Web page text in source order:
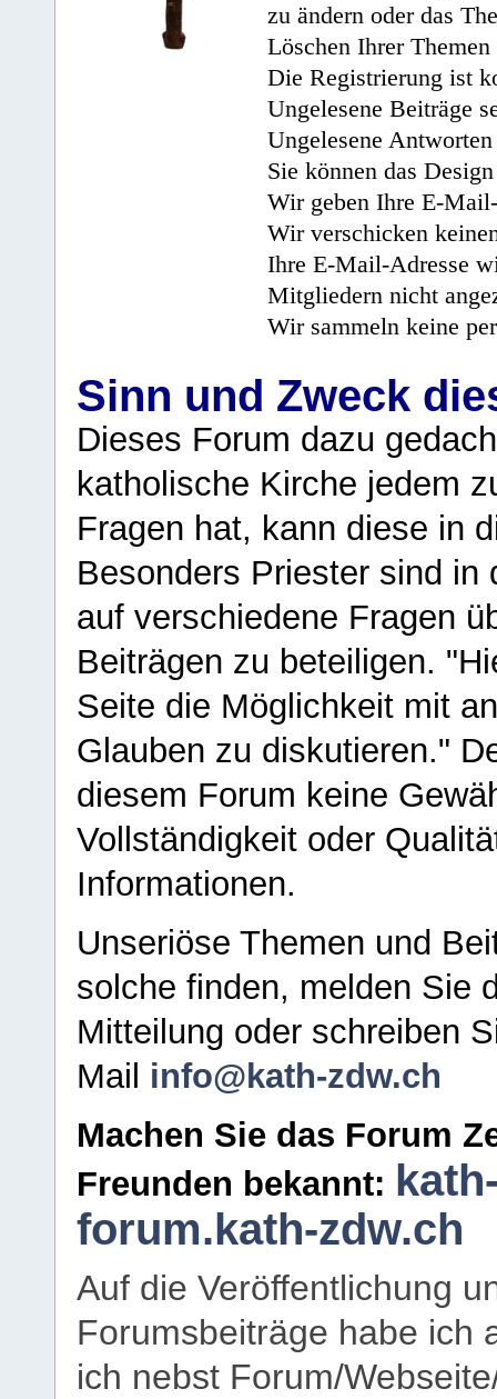
zu ändern oder das
Löschen Ihrer
Die Registrierung ist
Ungelesene Beiträge
Ungelesene
Sie können das
Wir geben Ihre E-
Wir verschicken
Ihre E-Mail-Adresse
Mitgliedern nicht
Wir sammeln keine
Sinn und Zweck
Dieses Forum dazu
katholische Kirche jedem
Fragen hat, kann diese in
Besonders Priester sind in
auf verschiedene Fragen
Beiträgen zu beteiligen.
Seite die Möglichkeit mit
Glauben zu diskutieren."
diesem Forum keine
Vollständigkeit oder
Informationen.
Unseriöse Themen und
solche finden, melden Sie
Mitteilung oder schreiben
Mail info@kath-zdw.ch
Machen Sie das Forum
Freunden bekannt:
forum.kath-zdw.ch
Auf die Veröffentlichung
Forumsbeiträge habe ich
ich nebst Forum/